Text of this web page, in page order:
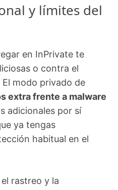
y límites del
en InPrivate te
o contra el
modo privado de
extra frente a malware
adicionales por sí
ya tengas
habitual en el
rastreo y la